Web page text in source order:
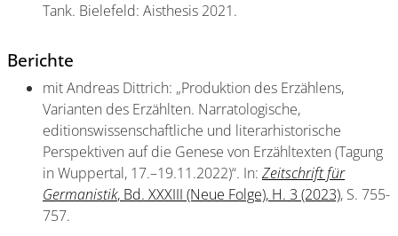
Tank. Bielefeld: Aisthesis 2021.
Berichte
mit Andreas Dittrich: „Produktion des Erzählens,
Varianten des Erzählten. Narratologische,
editionswissenschaftliche und literarhistorische
Perspektiven auf die Genese von Erzähltexten (Tagung
in Wuppertal, 17.–19.11.2022)“. In: Zeitschrift für
Germanistik, Bd. XXXIII (Neue Folge), H. 3 (2023), S. 755-
757.